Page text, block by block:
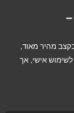
מהיר מאוד,
אישי, אך